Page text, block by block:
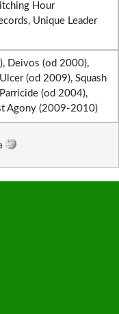
Hour
Unique Leader
Deivos (od 2000),
(od 2009), Squash
(od 2004),
Agony (2009-2010)